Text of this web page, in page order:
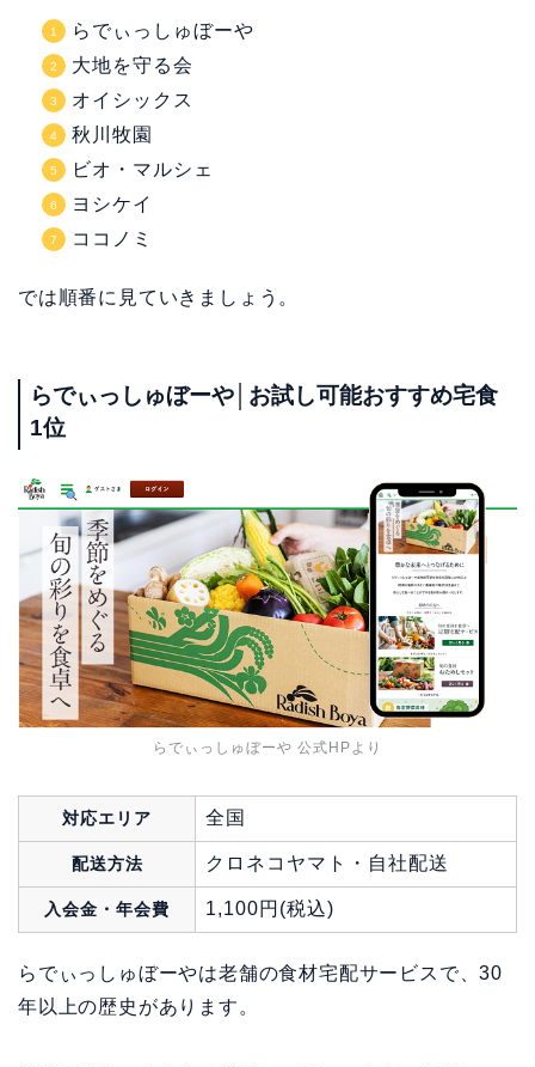
らでぃっしゅぼーや
大地を守る会
オイシックス
秋川牧園
ビオ・マルシェ
ヨシケイ
ココノミ
では順番に見ていきましょう。
らでぃっしゅぼーや│お試し可能おすすめ宅食
1位
らでぃっしゅぼーや 公式HPより
対応エリア 全国
配送方法 クロネコヤマト・自社配送
入会金・年会費 1,100円(税込)
らでぃっしゅぼーやは老舗の食材宅配サービスで、30
年以上の歴史があります。